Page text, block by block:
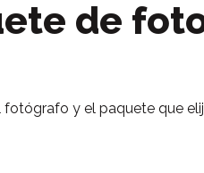
de
y el paquete que